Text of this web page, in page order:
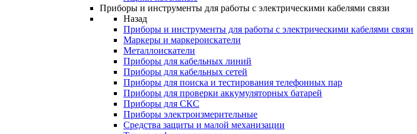
Приборы и инструменты для работы с электрическими кабелями связи
Назад
Приборы и инструменты для работы с электрическими кабелями связи
Маркеры и маркероискатели
Металлоискатели
Приборы для кабельных линий
Приборы для кабельных сетей
Приборы для поиска и тестирования телефонных пар
Приборы для проверки аккумуляторных батарей
Приборы для СКС
Приборы электроизмерительные
Средства защиты и малой механизации